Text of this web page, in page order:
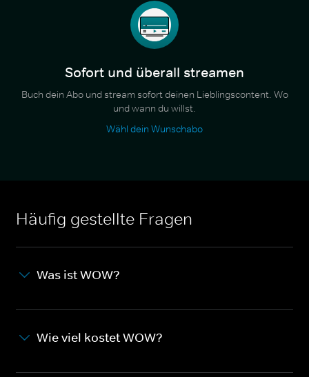
Sofort und überall streamen
Buch dein Abo und stream sofort deinen Lieblingscontent. Wo
und wann du willst.
Wähl dein Wunschabo
Häufig gestellte Fragen
Was ist WOW?
Wie viel kostet WOW?